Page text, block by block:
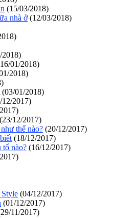
(15/03/2018)
nhà ở(12/03/2018)
2018)
01/2018)
2018)
(03/01/2018)
12/2017)
(23/12/2017)
thế nào? (20/12/2017)
(18/12/2017)
tố nào? (16/12/2017)
(04/12/2017)
(01/12/2017)
11/2017)